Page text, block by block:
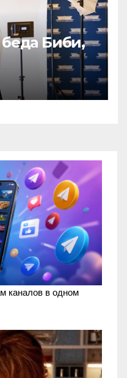
Биби,
каналов в одном